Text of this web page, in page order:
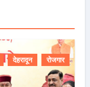
देहरादून रोजगार